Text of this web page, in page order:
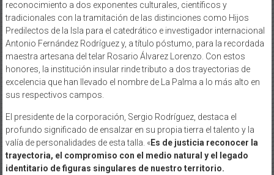
reconocimiento a dos exponentes culturales, científicos y
tradicionales con la tramitación de las distinciones como Hijos
Predilectos de la Isla para el catedrático e investigador internacional
Antonio Fernández Rodríguez y, a título póstumo, para la recordada
maestra artesana del telar Rosario Álvarez Lorenzo. Con estos
honores, la institución insular rinde tributo a dos trayectorias de
excelencia que han llevado el nombre de La Palma a lo más alto en
sus respectivos campos.
El presidente de la corporación, Sergio Rodríguez, destaca el
profundo significado de ensalzar en su propia tierra el talento y la
valía de personalidades de esta talla. «Es de justicia reconocer la
trayectoria, el compromiso con el medio natural y el legado
identitario de figuras singulares de nuestro territorio.